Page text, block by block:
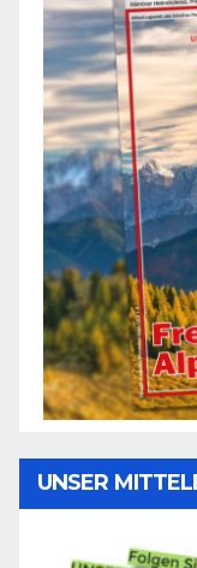
UNSER